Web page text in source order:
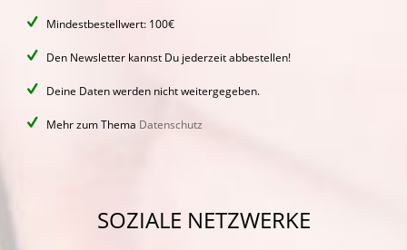
Mindestbestellwert: 100€
Den Newsletter kannst Du jederzeit abbestellen!
Deine Daten werden nicht weitergegeben.
Mehr zum Thema Datenschutz
SOZIALE NETZWERKE